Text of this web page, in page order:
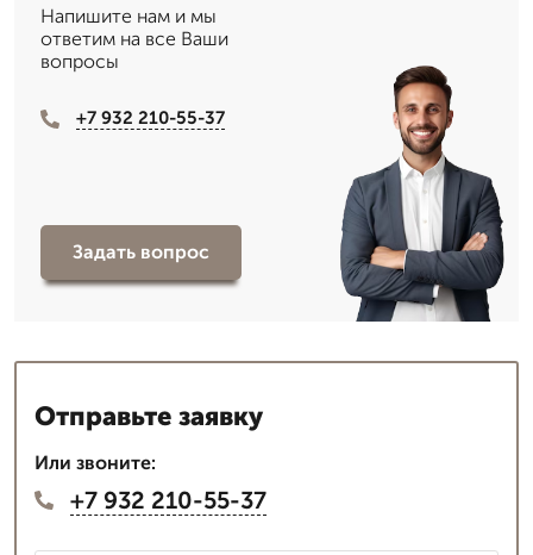
Напишите нам и мы
ответим на все Ваши
вопросы
+7 932 210-55-37
Задать вопрос
Отправьте заявку
Или звоните:
+7 932 210-55-37